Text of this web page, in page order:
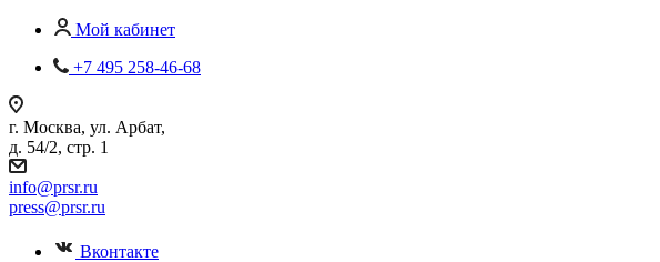
Мой кабинет
+7 495 258-46-68
г. Москва, ул. Арбат,
д. 54/2, стр. 1
info@prsr.ru
press@prsr.ru
Вконтакте